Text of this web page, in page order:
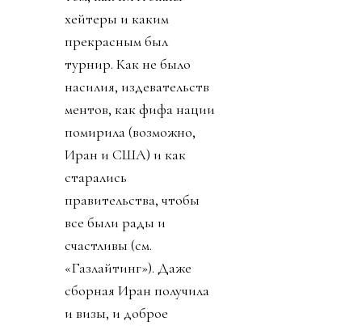
хейтеры и каким
прекрасным был
турнир. Как не было
насилия, издевательств
ментов, как фифа нации
помирила (возможно,
Иран и США) и как
старались
правительства, чтобы
все были рады и
счастливы (см.
«Газлайтинг»). Даже
сборная Иран получила
и визы, и доброе